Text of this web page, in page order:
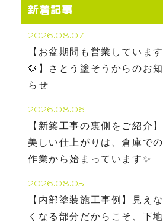
新着記事
2026.08.07
【お盆期間も営業しています
🌻】さとう塗そうからのお知
らせ
2026.08.06
【新築工事の裏側をご紹介】
美しい仕上がりは、倉庫での
作業から始まっています✨
2026.08.05
【内部塗装施工事例】見えな
くなる部分だからこそ、下地